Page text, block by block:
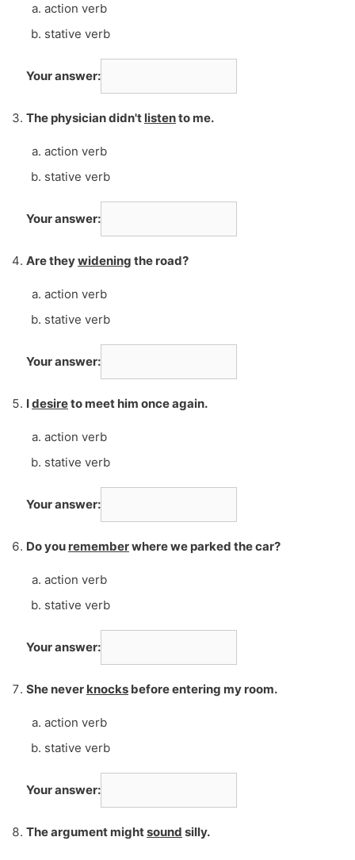
action verb
stative verb
Your answer:
The physician didn't listento me.
action verb
stative verb
Your answer:
Are theywidening the road?
action verb
stative verb
Your answer:
Idesireto meet him once again.
action verb
stative verb
Your answer:
Do you rememberwhere we parked the car?
action verb
stative verb
Your answer:
She never knocks before entering my room.
action verb
stative verb
Your answer:
The argument mightsound silly.